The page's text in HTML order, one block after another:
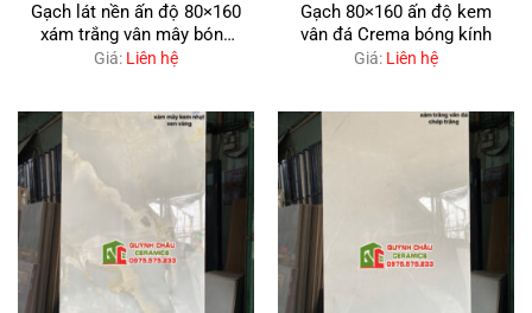
Gạch lát nền ấn độ 80×160
xám trắng vân mây bóng
kính
Giá: Liên hệ
Gạch 80×160 ấn độ kem
vân đá Crema bóng kính
Giá: Liên hệ